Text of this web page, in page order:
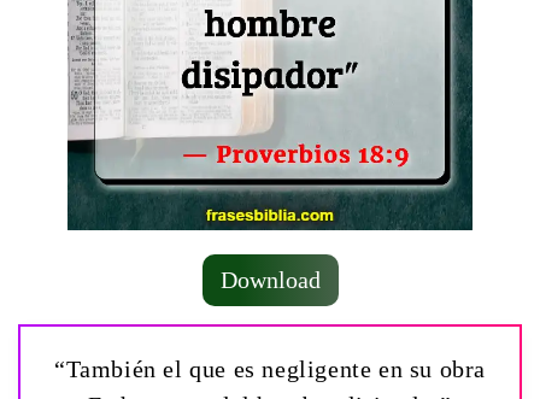
Download
“También el que es negligente en su obra